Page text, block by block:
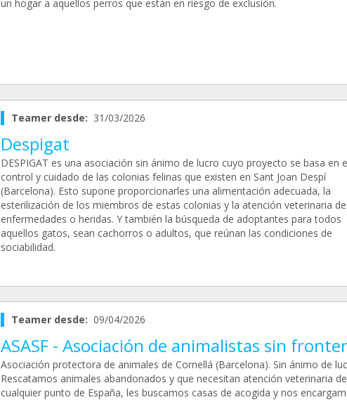
un hogar a aquellos perros que están en riesgo de exclusión.
Teamer desde: 31/03/2026
Despigat
DESPIGAT es una asociación sin ánimo de lucro cuyo proyecto se basa en
control y cuidado de las colonias felinas que existen en Sant Joan Despí
(Barcelona). Esto supone proporcionarles una alimentación adecuada, la
esterilización de los miembros de estas colonias y la atención veterinaria de
enfermedades o heridas. Y también la búsqueda de adoptantes para todos
aquellos gatos, sean cachorros o adultos, que reúnan las condiciones de
sociabilidad.
Teamer desde: 09/04/2026
ASASF - Asociación de animalistas sin
Asociación protectora de animales de Cornellá (Barcelona). Sin ánimo de
Rescatamos animales abandonados y que necesitan atención veterinaria de
cualquier punto de España, les buscamos casas de acogida y nos